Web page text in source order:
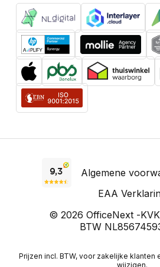
Algemene
EAA
© 2026 OfficeNext -
BTW
Prijzen incl. BTW, voor zakelijke klanten
wijzigen.